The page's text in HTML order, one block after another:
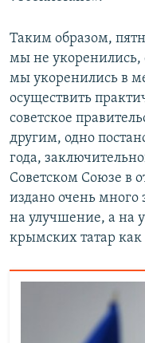
Таким образом,
мы не укоренились,
мы укоренились в
осуществить
советское
другим, одно
года,
Советском Союзе в
издано очень
на улучшение, а на
крымских татар